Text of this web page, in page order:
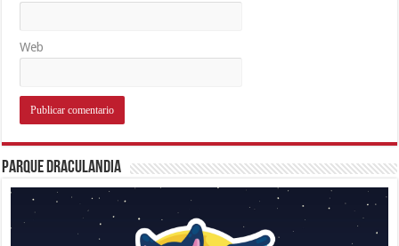
Web
Parque Draculandia